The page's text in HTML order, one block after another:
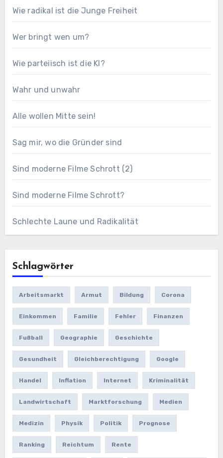
Wie radikal ist die Junge Freiheit
Wer bringt wen um?
Wie parteiisch ist die KI?
Wahr und unwahr
Alle wollen Mitte sein!
Sag mir, wo die Gründer sind
Sind moderne Filme Schrott (2)
Sind moderne Filme Schrott?
Schlechte Laune und Radikalität
Schlagwörter
Arbeitsmarkt Armut Bildung Corona
Einkommen Familie Fehler Finanzen
Fußball Geographie Geschichte
Gesundheit Gleichberechtigung Google
Handel Inflation Internet Kriminalität
Landwirtschaft Marktforschung Medien
Medizin Physik Politik Prognose
Ranking Reichtum Rente